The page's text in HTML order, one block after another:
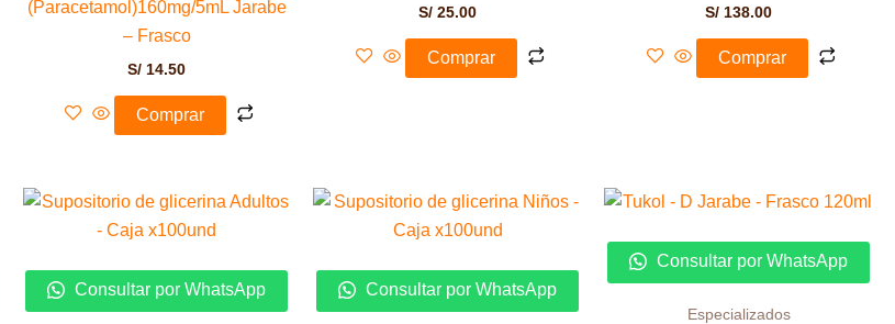
(Paracetamol)160mg/5mL Jarabe
– Frasco
S/ 14.50
Comprar
S/ 25.00
Comprar
S/ 138.00
Comprar
Consultar por WhatsApp Consultar por WhatsApp
Consultar por WhatsApp
Especializados